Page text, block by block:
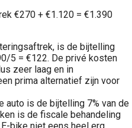
€270 + €1.120 = €1.390
is de bijtelling
5 = €122. De privé kosten
zeer laag en in
prima alternatief zijn voor
auto is de bijtelling 7% van de
is de fiscale behandeling